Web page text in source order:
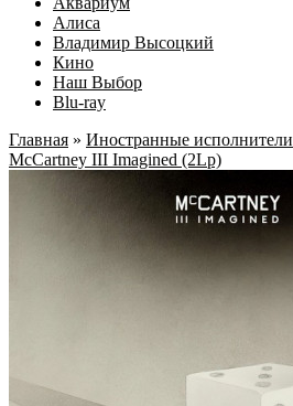
Алиса
Владимир Высоцкий
Кино
Наш Выбор
Blu-ray
Главная » Иностранные исполнители
McCartney III Imagined (2Lp)